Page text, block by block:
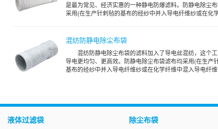
是最为常见、经济实惠的一种静电防爆滤料。防静电除尘
采用(在生产针刺毡的基布的经纱中并入导电纤维纱或在化
混纺防静电除尘布袋
混纺防静电除尘布袋的滤料加入了导电丝混纺，这个
导电更均匀、更高效。防静电除尘布袋滤布均采用(在生产
基布的经纱中并入导电纤维纱或在化学纤维中混入导电纤
液体过滤袋 除尘布袋